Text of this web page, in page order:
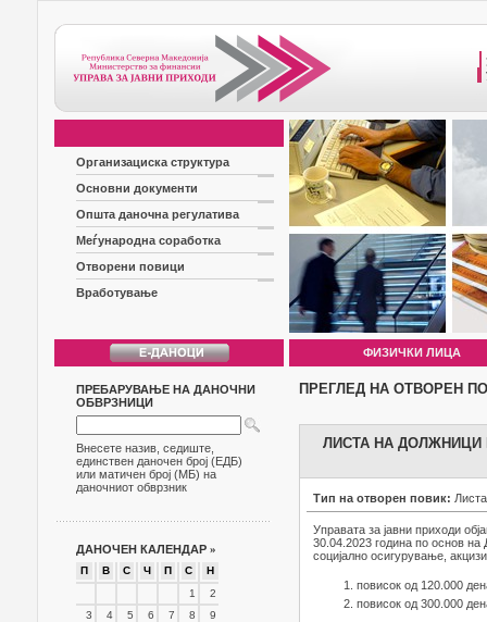
Организациска структура
Основни документи
Општа даночна регулатива
Меѓународна соработка
Отворени повици
Вработување
ФИЗИЧКИ ЛИЦА
ПРЕБАРУВАЊЕ НА ДАНОЧНИ
ОБВРЗНИЦИ
Внесете назив, седиште,
единствен даночен број (ЕДБ)
или матичен број (МБ) на
даночниот обврзник
ДАНОЧЕН КАЛЕНДАР »
П В С Ч П С
Н
1
2
3
4 5 6 7 8
9
ПРЕГЛЕД НА ОТВОРЕН
ЛИСТА НА ДОЛЖНИЦИ
Тип на отворен повик:
Управата за јавни приходи
30.04.2023 година по основ
социјално осигурување,
повисок од 120.000
повисок од 300.000